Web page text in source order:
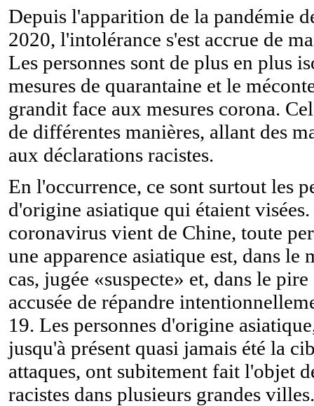
Depuis l'apparition de la pandémie
2020, l'intolérance s'est accrue de
Les personnes sont de plus en plus
mesures de quarantaine et le
grandit face aux mesures corona.
de différentes manières, allant des
aux déclarations racistes.
En l'occurrence, ce sont surtout les
d'origine asiatique qui étaient
coronavirus vient de Chine, toute
une apparence asiatique est, dans le
cas, jugée «suspecte» et, dans le pire
accusée de répandre
19. Les personnes d'origine
jusqu'à présent quasi jamais été la
attaques, ont subitement fait l'objet
racistes dans plusieurs grandes villes.